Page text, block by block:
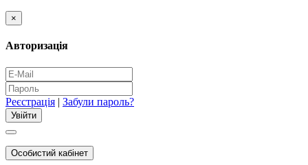
×
Авторизація
Реєстрація | Забули пароль?
Особистий кабінет